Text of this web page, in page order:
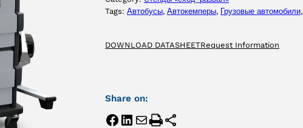
Tags: Автобусы, Автокемперы, Грузовые автомобили,
DOWNLOAD DATASHEETRequest Information
Share on: